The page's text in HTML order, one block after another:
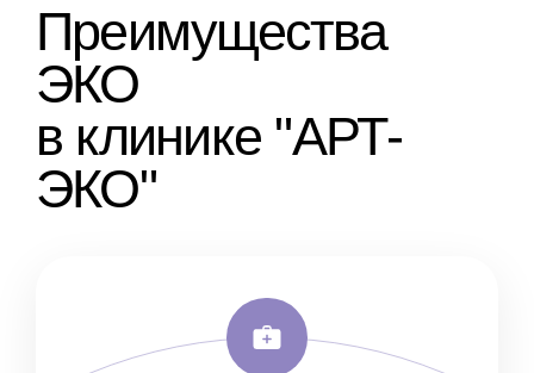
Преимущества
ЭКО
в клинике "АРТ-
ЭКО"